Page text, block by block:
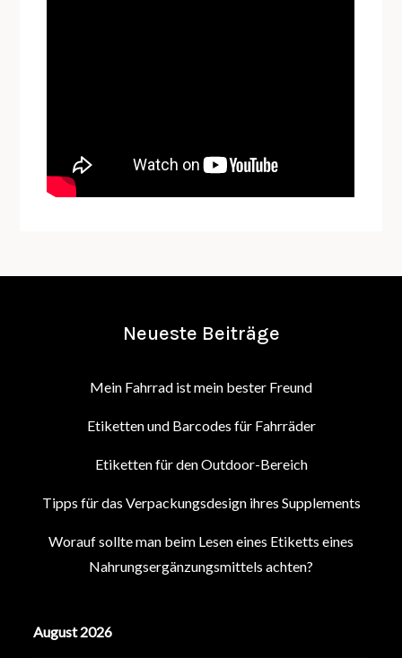
Neueste Beiträge
Mein Fahrrad ist mein bester Freund
Etiketten und Barcodes für Fahrräder
Etiketten für den Outdoor-Bereich
Tipps für das Verpackungsdesign ihres Supplements
Worauf sollte man beim Lesen eines Etiketts eines
Nahrungsergänzungsmittels achten?
August 2026